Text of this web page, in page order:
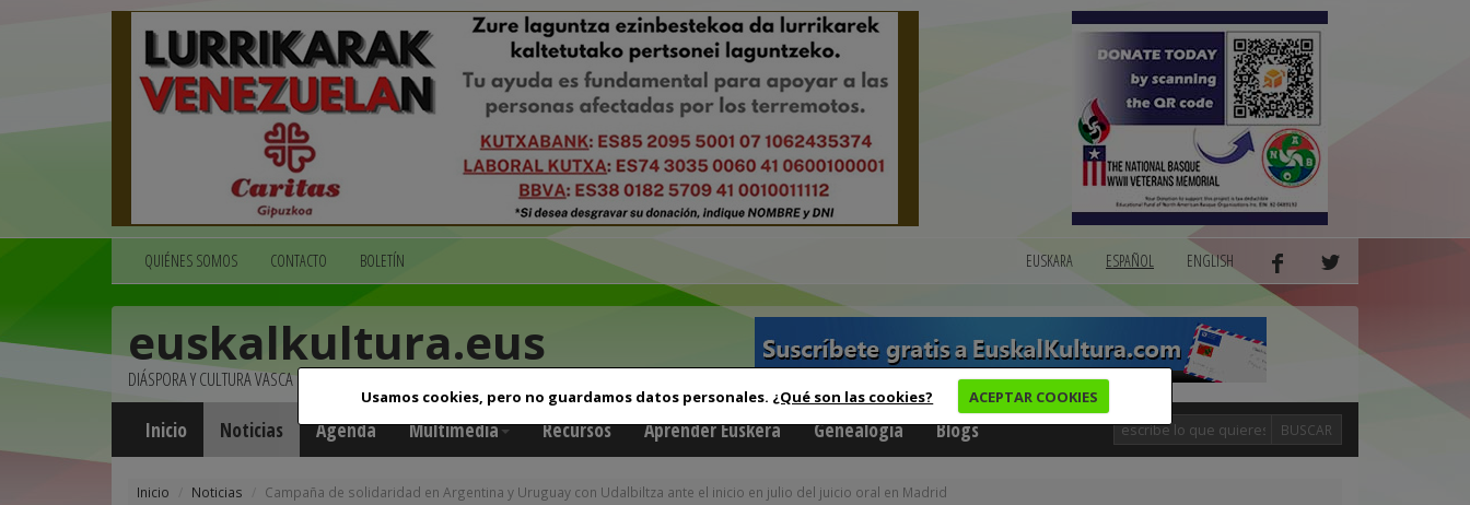
Usamos cookies, pero no guardamos datos personales. ¿Qué son las cookies? ACEPTAR COOKIES
QUIÉNES SOMOS CONTACTO BOLETÍN EUSKARA ESPAÑOL ENGLISH
euskalkultura.eus
DIÁSPORA Y CULTURA VASCA
Inicio Noticias Agenda Multimedia Recursos Aprender Euskera Genealogía Blogs BUSCAR
Inicio Noticias Campaña de solidaridad en Argentina y Uruguay con Udalbiltza ante el inicio en julio del juicio oral en Madrid